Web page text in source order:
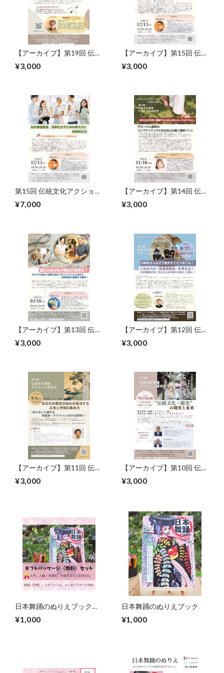
【アーカイブ】第19回 伝統
¥3,000
【アーカイブ】第15回 伝統
¥3,000
第15回 伝統文化アクション
研究会（セミナー＋懇親
会）
¥7,000
【アーカイブ】第14回 伝統
文化アクション研究会
¥3,000
【アーカイブ】第13回 伝統
¥3,000
【アーカイブ】第12回 伝統
¥3,000
【アーカイブ】第11回 伝統
¥3,000
【アーカイブ】第10回 伝統
¥3,000
日本舞踊のぬりえブック
¥1,000
日本舞踊のぬりえブック
¥1,000